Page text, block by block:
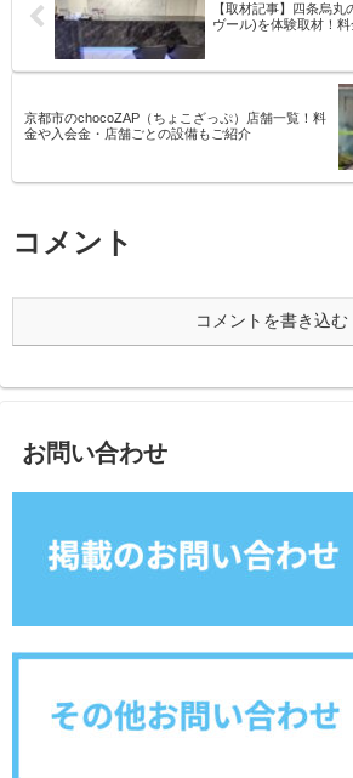
【取材記事】四条烏
ヴール)を体験取材！料
京都市のchocoZAP（ちょこざっぷ）店舗一覧！料
金や入会金・店舗ごとの設備もご紹介
コメント
コメントを書き込む
お問い合わせ